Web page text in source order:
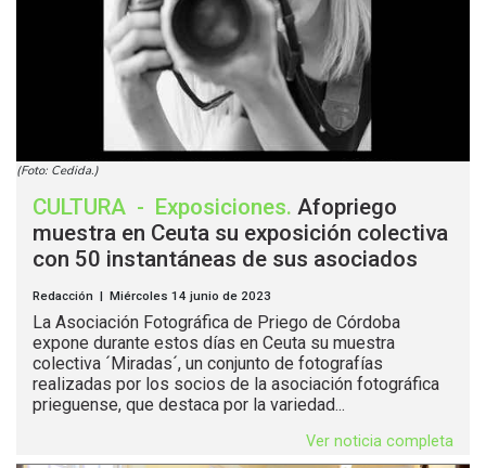
(Foto: Cedida.)
CULTURA - Exposiciones. Afopriego
muestra en Ceuta su exposición colectiva
con 50 instantáneas de sus asociados
Redacción | Miércoles 14 junio de 2023
La Asociación Fotográfica de Priego de Córdoba
expone durante estos días en Ceuta su muestra
colectiva ´Miradas´, un conjunto de fotografías
realizadas por los socios de la asociación fotográfica
prieguense, que destaca por la variedad...
Ver noticia completa